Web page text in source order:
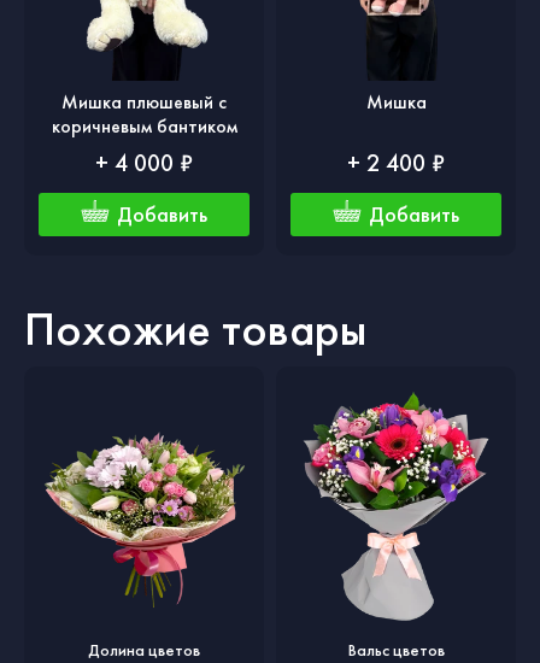
Мишка плюшевый с
коричневым бантиком
+ 4 000 ₽
Добавить
Мишка
+ 2 400 ₽
Добавить
Похожие товары
Долина цветов Вальс цветов